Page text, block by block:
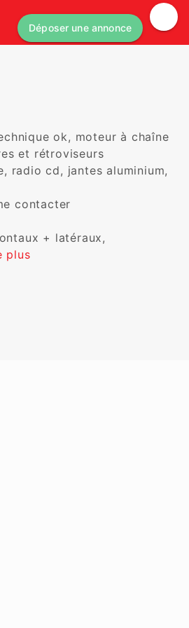
Déposer une annonce
ok, moteur à chaîne
et rétroviseurs
radio cd, jantes aluminium,
contacter
+ latéraux,
plus